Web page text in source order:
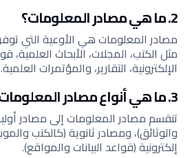
2. ما هي مصادر المعلومات؟
مصادر المعلومات هي الأوعية التي توفر
مثل الكتب، المجلات، الأبحاث العلمية،
الإلكترونية، التقارير، والمؤتمرات العلمية.
3. ما هي أنواع مصادر المعلومات؟
تنقسم مصادر المعلومات إلى مصادر
والوثائق)، ومصادر ثانوية (كالكتب
إلكترونية (قواعد البيانات والمواقع).